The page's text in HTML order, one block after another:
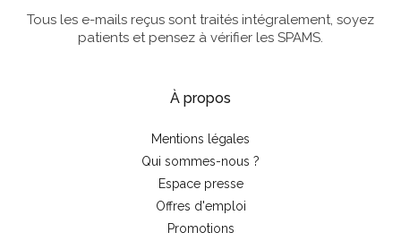
Tous les e-mails reçus sont traités intégralement, soyez
patients et pensez à vérifier les SPAMS.
À propos
Mentions légales
Qui sommes-nous ?
Espace presse
Offres d'emploi
Promotions